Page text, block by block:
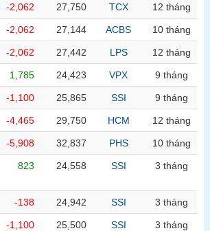
-2,062 27,750 TCX 12 tháng
-2,062 27,144 ACBS 10 tháng
-2,062 27,442 LPS 12 tháng
1,785 24,423 VPX 9 tháng
-1,100 25,865 SSI 9 tháng
-4,465 29,750 HCM 12 tháng
-5,908 32,837 PHS 10 tháng
823 24,558 SSI 3 tháng
-138 24,942 SSI 3 tháng
-1,100 25,500 SSI 3 tháng